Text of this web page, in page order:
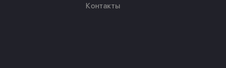
Контакты